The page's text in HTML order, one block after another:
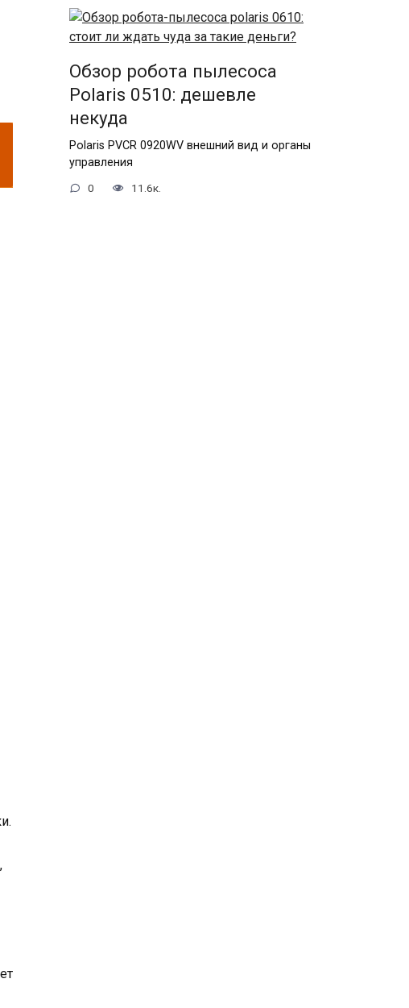
Обзор робота пылесоса
Polaris 0510: дешевле
некуда
Polaris PVCR 0920WV внешний вид и органы
управления
0 11.6к.